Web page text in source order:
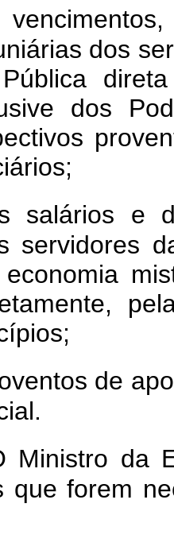
dos
Pública
dos
salários e
servidores
de
Ministro da
que forem